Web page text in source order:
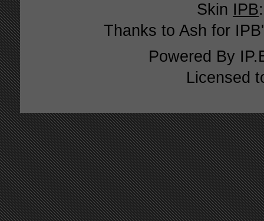
Skin IPB
Thanks to Ash for
Powered By
Licensed